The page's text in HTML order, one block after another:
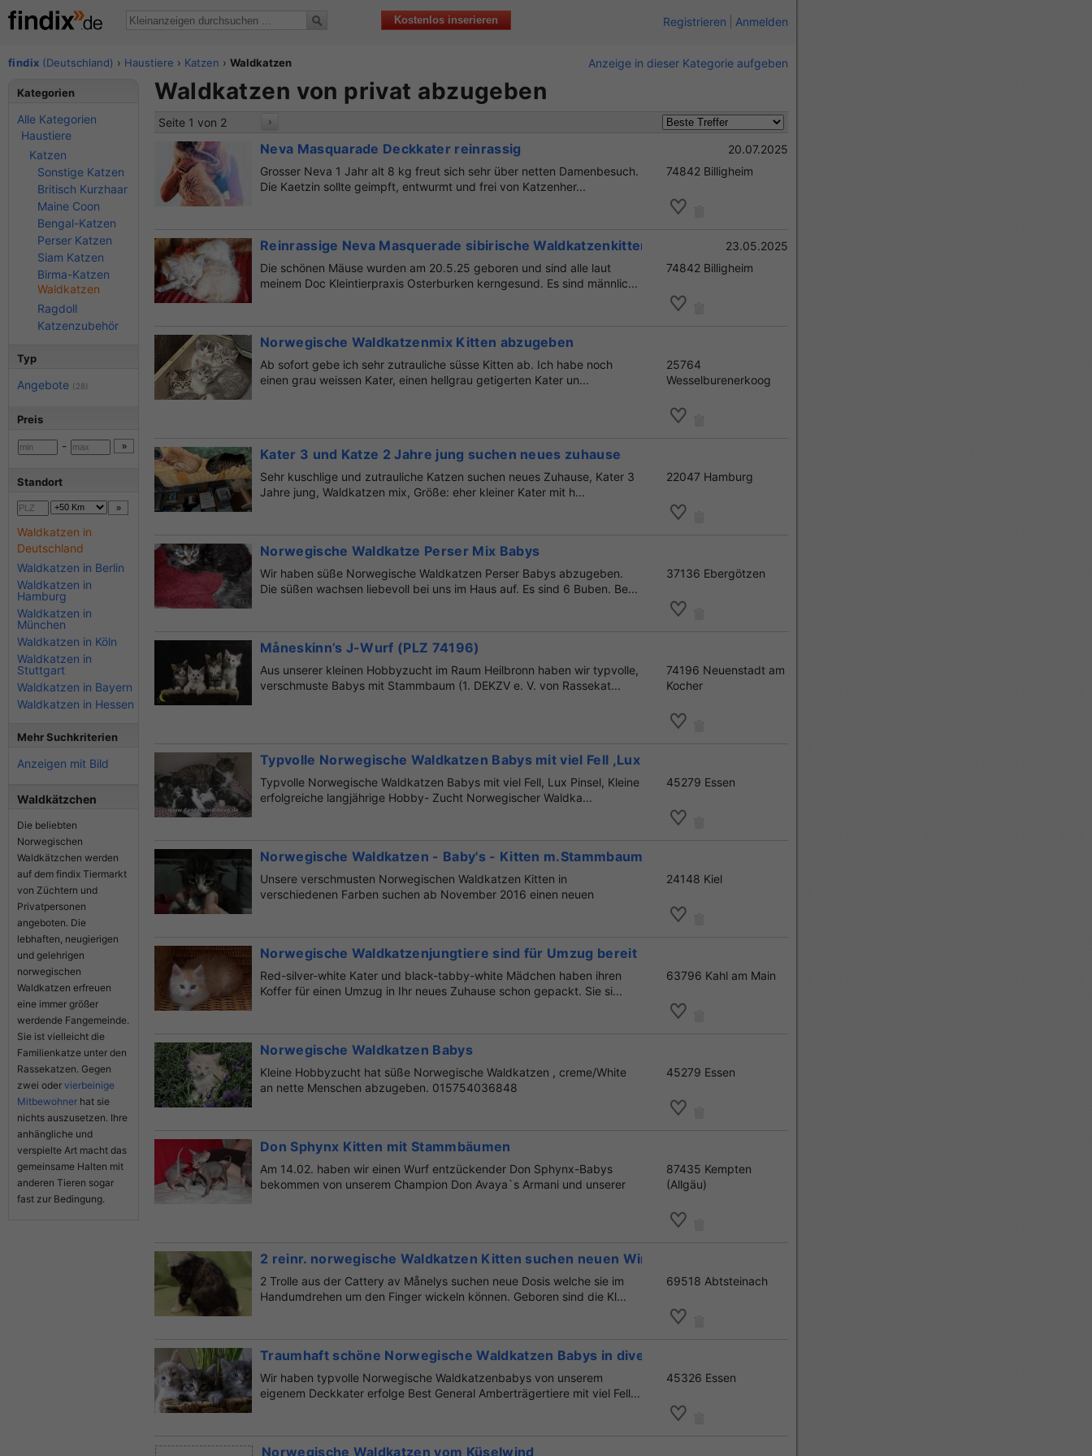
Kostenlos inserieren Registrieren Anmelden
findix (Deutschland) › Haustiere › Katzen ›Waldkatzen Anzeige in dieser Kategorie aufgeben
Waldkatzen von privat abzugeben
Seite 1 von 2 ›
Neva Masquarade Deckkater reinrassig
Grosser Neva 1 Jahr alt 8 kg freut sich sehr über netten Damenbesuch.
Die Kaetzin sollte geimpft, entwurmt und frei von Katzenher...
20.07.2025
74842 Billigheim
Reinrassige Neva Masquerade sibirische Waldkatzenkitten
Die schönen Mäuse wurden am 20.5.25 geboren und sind alle laut
meinem Doc Kleintierpraxis Osterburken kerngesund. Es sind männlic...
23.05.2025
74842 Billigheim
Norwegische Waldkatzenmix Kitten abzugeben
Ab sofort gebe ich sehr zutrauliche süsse Kitten ab. Ich habe noch
einen grau weissen Kater, einen hellgrau getigerten Kater un...
25764
Wesselburenerkoog
Kater 3 und Katze 2 Jahre jung suchen neues zuhause
Sehr kuschlige und zutrauliche Katzen suchen neues Zuhause, Kater 3
Jahre jung, Waldkatzen mix, Größe: eher kleiner Kater mit h...
22047 Hamburg
Norwegische Waldkatze Perser Mix Babys
Wir haben süße Norwegische Waldkatzen Perser Babys abzugeben.
Die süßen wachsen liebevoll bei uns im Haus auf. Es sind 6 Buben. Be...
37136 Ebergötzen
Måneskinn’s J-Wurf (PLZ 74196)
Aus unserer kleinen Hobbyzucht im Raum Heilbronn haben wir typvolle,
verschmuste Babys mit Stammbaum (1. DEKZV e. V. von Rassekat...
74196 Neuenstadt am
Kocher
Typvolle Norwegische Waldkatzen Babys mit viel Fell ,Lux Pinsel ,
Typvolle Norwegische Waldkatzen Babys mit viel Fell, Lux Pinsel, Kleine
erfolgreiche langjährige Hobby- Zucht Norwegischer Waldka...
45279 Essen
Norwegische Waldkatzen - Baby's - Kitten m.Stammbaum Pap. -
Unsere verschmusten Norwegischen Waldkatzen Kitten in
verschiedenen Farben suchen ab November 2016 einen neuen
24148 Kiel
Norwegische Waldkatzenjungtiere sind für Umzug bereit
Red-silver-white Kater und black-tabby-white Mädchen haben ihren
Koffer für einen Umzug in Ihr neues Zuhause schon gepackt. Sie si...
63796 Kahl am Main
Norwegische Waldkatzen Babys
Kleine Hobbyzucht hat süße Norwegische Waldkatzen , creme/White
an nette Menschen abzugeben. 015754036848
45279 Essen
Don Sphynx Kitten mit Stammbäumen
Am 14.02. haben wir einen Wurf entzückender Don Sphynx-Babys
bekommen von unserem Champion Don Avaya`s Armani und unserer
87435 Kempten
(Allgäu)
2 reinr. norwegische Waldkatzen Kitten suchen neuen Wirkungskreis
2 Trolle aus der Cattery av Månelys suchen neue Dosis welche sie im
Handumdrehen um den Finger wickeln können. Geboren sind die Kl...
69518 Abtsteinach
Traumhaft schöne Norwegische Waldkatzen Babys in diversen Farben
Wir haben typvolle Norwegische Waldkatzenbabys von unserem
eigenem Deckkater erfolge Best General Amberträgertiere mit viel Fell...
45326 Essen
Norwegische Waldkatzen vom Küselwind
Kategorien
Alle Kategorien
Haustiere
Katzen
Sonstige Katzen
Britisch Kurzhaar
Maine Coon
Bengal-Katzen
Perser Katzen
Siam Katzen
Birma-Katzen
Waldkatzen
Ragdoll
Katzenzubehör
Typ
Angebote (28)
Preis
-
Standort
Waldkatzen in
Deutschland
Waldkatzen in Berlin
Waldkatzen in
Hamburg
Waldkatzen in
München
Waldkatzen in Köln
Waldkatzen in
Stuttgart
Waldkatzen in Bayern
Waldkatzen in Hessen
Mehr Suchkriterien
Anzeigen mit Bild
Waldkätzchen
Die beliebten
Norwegischen
Waldkätzchen werden
auf dem findix Tiermarkt
von Züchtern und
Privatpersonen
angeboten. Die
lebhaften, neugierigen
und gelehrigen
norwegischen
Waldkatzen erfreuen
eine immer größer
werdende Fangemeinde.
Sie ist vielleicht die
Familienkatze unter den
Rassekatzen. Gegen
zwei oder vierbeinige
Mitbewohner hat sie
nichts auszusetzen. Ihre
anhängliche und
verspielte Art macht das
gemeinsame Halten mit
anderen Tieren sogar
fast zur Bedingung.